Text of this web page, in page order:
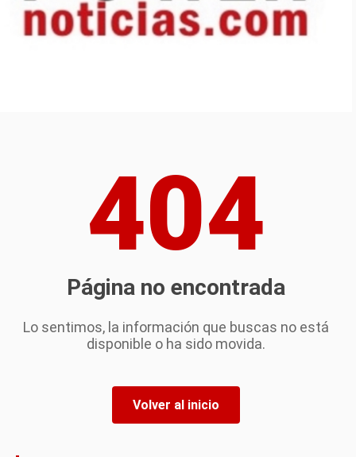
404
Página no encontrada
Lo sentimos, la información que buscas no está
disponible o ha sido movida.
Volver al inicio